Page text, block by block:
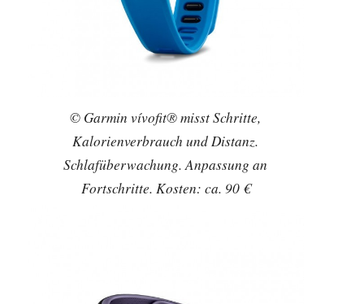
© Garmin vívofit® misst Schritte,
Kalorienverbrauch und Distanz.
Schlafüberwachung. Anpassung an
Fortschritte. Kosten: ca. 90 €